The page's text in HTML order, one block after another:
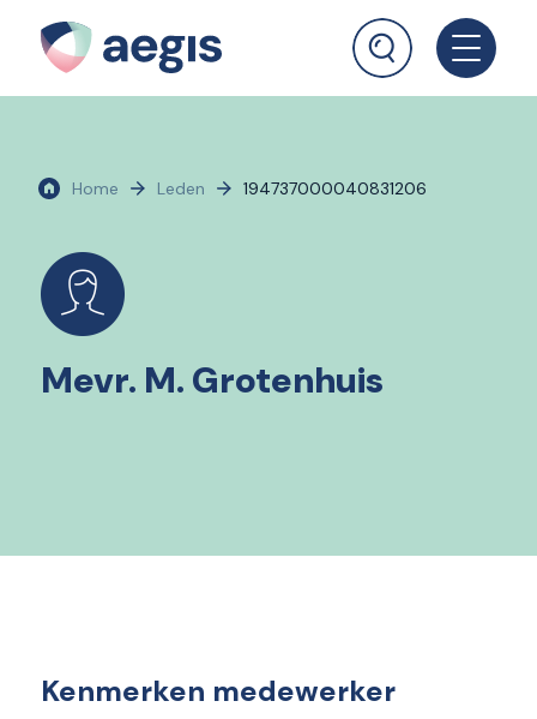
Home Leden 194737000040831206
Mevr. M. Grotenhuis
Kenmerken medewerker